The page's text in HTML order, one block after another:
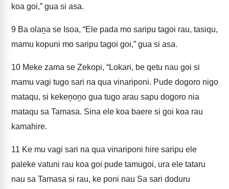
koa goi,” gua si asa.
9 Ba olaṉa se Isoa, “Ele pada mo saripu tagoi rau, tasiqu,
mamu kopuni mo saripu tagoi goi,” gua si asa.
10 Meke zama se Zekopi, “Lokari, be qetu nau goi si
mamu vagi tugo sari na qua vinariponi. Pude dogoro nigo
mataqu, si kekeṉoṉo gua tugo arau sapu dogoro nia
mataqu sa Tamasa. Sina ele koa baere si goi koa rau
kamahire.
11 Ke mu vagi sari na qua vinariponi hire saripu ele
paleke vatuni rau koa goi pude tamugoi, ura ele tataru
nau sa Tamasa si rau, ke poni nau Sa sari doduru